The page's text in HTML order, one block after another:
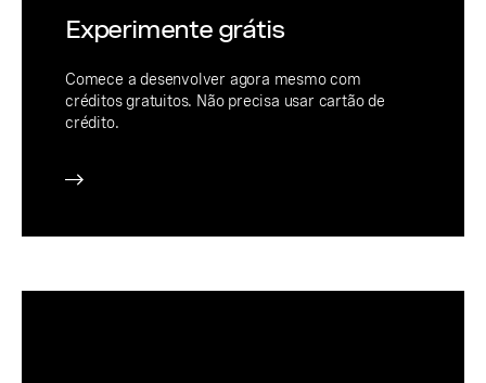
Experimente grátis
Comece a desenvolver agora mesmo com
créditos gratuitos. Não precisa usar cartão de
crédito.